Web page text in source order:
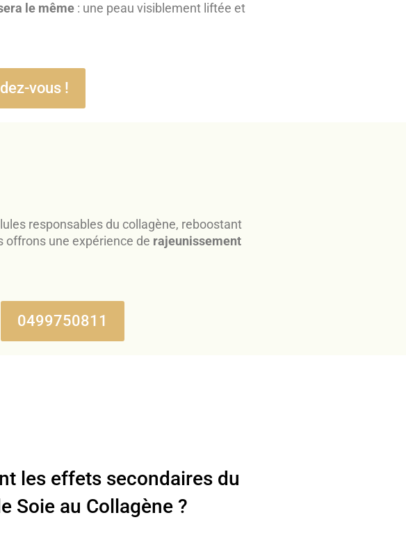
le même : une peau visiblement liftée et
vous !
responsables du collagène, reboostant
offrons une expérience de rajeunissement
0499750811
les effets secondaires du
Soie au Collagène ?